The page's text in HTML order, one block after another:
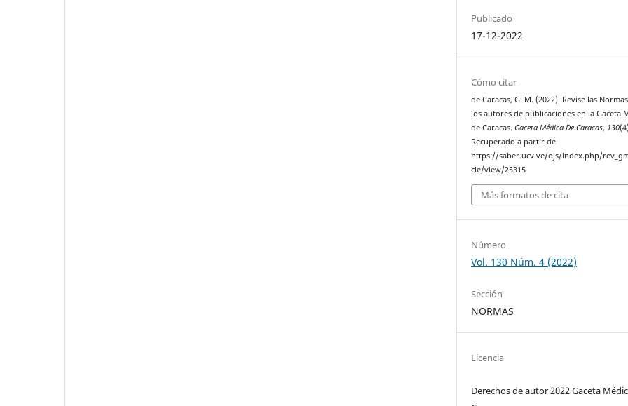
Publicado
17-12-2022
Cómo citar
de Caracas, G. M. (2022). Revise las
los autores de publicaciones en la Gaceta
de Caracas.Gaceta Médica De Caracas, 130
Recuperado a partir de
https://saber.ucv.ve/ojs/index.php/
cle/view/25315
Más formatos de cita
Número
Vol. 130 Núm. 4 (2022)
Sección
NORMAS
Licencia
Derechos de autor 2022 Gaceta